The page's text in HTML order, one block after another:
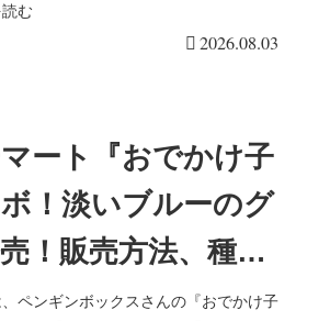
む
2026.08.03
ート『おでかけ子
！淡いブルーのグ
！販売方法、種
再販売まとめ！
ペンギンボックスさんの『おでかけ子